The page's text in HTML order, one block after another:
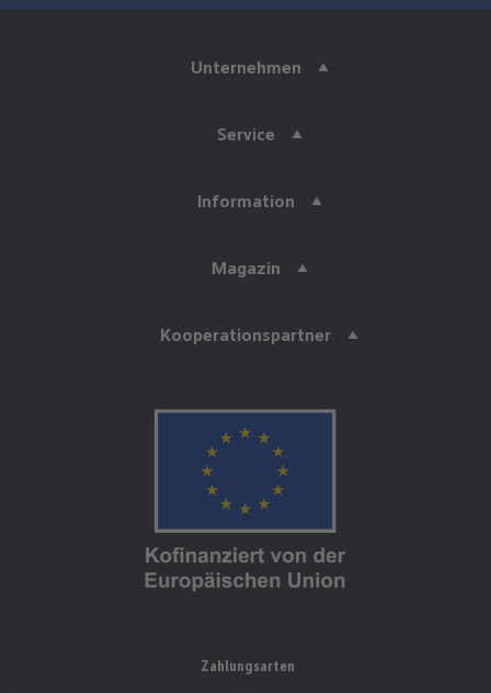
Unternehmen
Service
Information
Magazin
Kooperationspartner
Zahlungsarten